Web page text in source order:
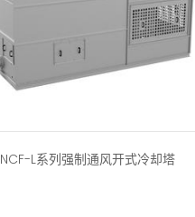
NCF-L系列强制通风开式冷却塔